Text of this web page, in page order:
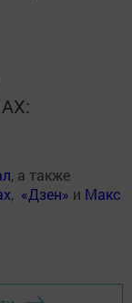
, а также
, «Дзен» и Макс